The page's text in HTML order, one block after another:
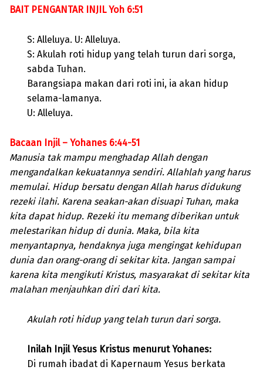
BAIT PENGANTAR INJIL Yoh 6:51
S: Alleluya. U: Alleluya.
S: Akulah roti hidup yang telah turun dari sorga,
sabda Tuhan.
Barangsiapa makan dari roti ini, ia akan hidup
selama-lamanya.
U: Alleluya.
Bacaan Injil – Yohanes 6:44-51
Manusia tak mampu menghadap Allah dengan
mengandalkan kekuatannya sendiri. Allahlah yang harus
memulai. Hidup bersatu dengan Allah harus didukung
rezeki ilahi. Karena seakan-akan disuapi Tuhan, maka
kita dapat hidup. Rezeki itu memang diberikan untuk
melestarikan hidup di dunia. Maka, bila kita
menyantapnya, hendaknya juga mengingat kehidupan
dunia dan orang-orang di sekitar kita. Jangan sampai
karena kita mengikuti Kristus, masyarakat di sekitar kita
malahan menjauhkan diri dari kita.
Akulah roti hidup yang telah turun dari sorga.
Inilah Injil Yesus Kristus menurut Yohanes:
Di rumah ibadat di Kapernaum Yesus berkata